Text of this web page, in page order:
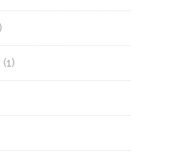
(1)